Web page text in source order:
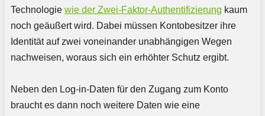
Technologie wie der Zwei-Faktor-Authentifizierung kaum
noch geäußert wird. Dabei müssen Kontobesitzer ihre
Identität auf zwei voneinander unabhängigen Wegen
nachweisen, woraus sich ein erhöhter Schutz ergibt.
Neben den Log-in-Daten für den Zugang zum Konto
braucht es dann noch weitere Daten wie eine